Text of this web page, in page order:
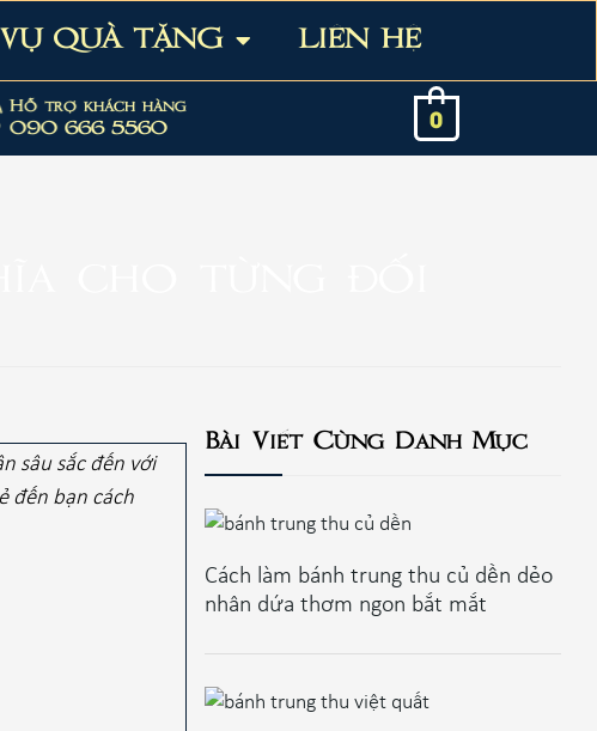
QUÀ TẶNG LIÊN HỆ
Hỗ trợ khách hàng
090 666 5560 0
sâu sắc đến với
đến bạn cách
Bài Viết Cùng Danh Mục
Cách làm bánh trung thu củ dền dẻo
nhân dứa thơm ngon bắt mắt